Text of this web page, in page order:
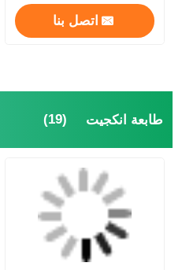
طابعة انكجيت
آلة نقل الصفحات
آلة الختم المستمر
اتصل بنا
طابعة انكجيت (19)